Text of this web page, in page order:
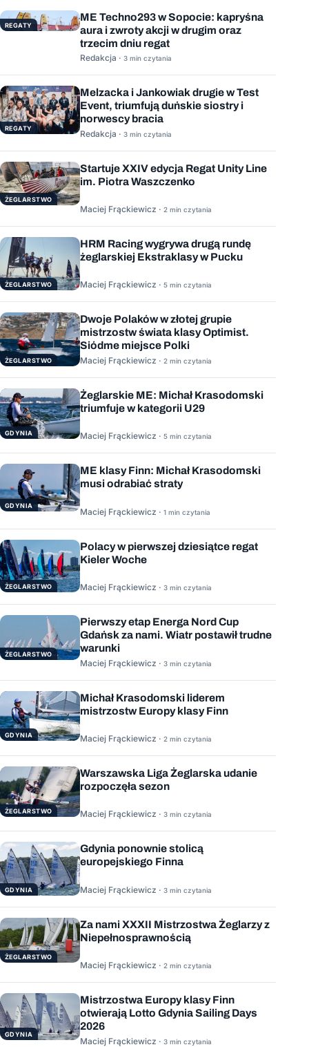
REGATY
ME Techno293 w Sopocie: kapryśna
aura i zwroty akcji w drugim oraz
trzecim dniu regat
Redakcja · 3 min czytania
REGATY
Melzacka i Jankowiak drugie w Test
Event, triumfują duńskie siostry i
norwescy bracia
Redakcja · 3 min czytania
ŻEGLARSTWO
Startuje XXIV edycja Regat Unity Line
im. Piotra Waszczenko
Maciej Frąckiewicz · 2 min czytania
ŻEGLARSTWO
HRM Racing wygrywa drugą rundę
żeglarskiej Ekstraklasy w Pucku
Maciej Frąckiewicz · 5 min czytania
ŻEGLARSTWO
Dwoje Polaków w złotej grupie
mistrzostw świata klasy Optimist.
Siódme miejsce Polki
Maciej Frąckiewicz · 2 min czytania
GDYNIA
Żeglarskie ME: Michał Krasodomski
triumfuje w kategorii U29
Maciej Frąckiewicz · 5 min czytania
GDYNIA
ME klasy Finn: Michał Krasodomski
musi odrabiać straty
Maciej Frąckiewicz · 1 min czytania
ŻEGLARSTWO
Polacy w pierwszej dziesiątce regat
Kieler Woche
Maciej Frąckiewicz · 3 min czytania
ŻEGLARSTWO
Pierwszy etap Energa Nord Cup
Gdańsk za nami. Wiatr postawił trudne
warunki
Maciej Frąckiewicz · 3 min czytania
GDYNIA
Michał Krasodomski liderem
mistrzostw Europy klasy Finn
Maciej Frąckiewicz · 2 min czytania
ŻEGLARSTWO
Warszawska Liga Żeglarska udanie
rozpoczęła sezon
Maciej Frąckiewicz · 3 min czytania
GDYNIA
Gdynia ponownie stolicą
europejskiego Finna
Maciej Frąckiewicz · 3 min czytania
ŻEGLARSTWO
Za nami XXXII Mistrzostwa Żeglarzy z
Niepełnosprawnością
Maciej Frąckiewicz · 2 min czytania
GDYNIA
Mistrzostwa Europy klasy Finn
otwierają Lotto Gdynia Sailing Days
2026
Maciej Frąckiewicz · 3 min czytania